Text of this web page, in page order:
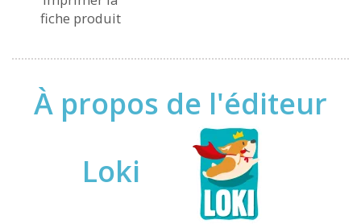
fiche produit
À propos de l'éditeur
Loki